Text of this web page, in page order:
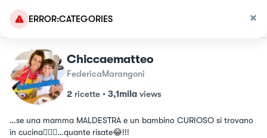
ERROR:CATEGORIES
Chiccaematteo
FedericaMarangoni
2 ricette • 3,1mila views
…se una mamma MALDESTRA e un bambino CURIOSO si trovano
in cucina🤦🏻‍♀️…quante risate😂!!!